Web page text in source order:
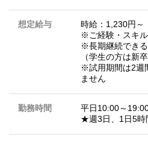
想定給与
時給：1,230円～
※ご経験・スキ
※長期継続でき
（学生の方は新
※試用期間は2週
ません
勤務時間
平日10:00～
★週3日、1日5時